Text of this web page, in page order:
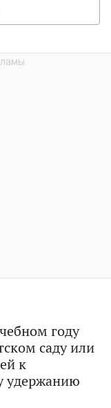
году
саду или
к
удержанию